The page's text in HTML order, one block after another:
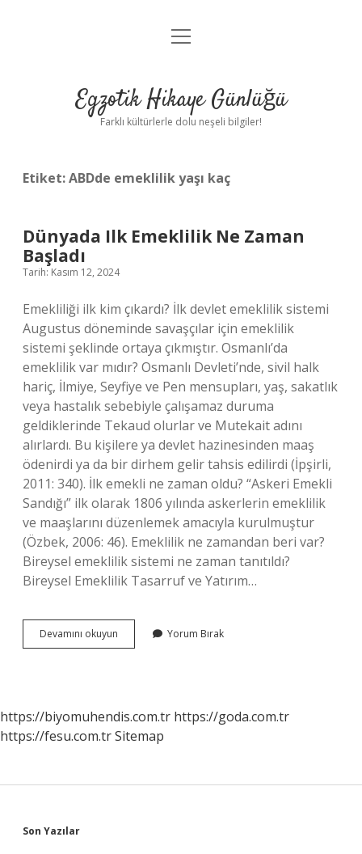
Anasayfa
Yasal Uyarı
menüyü
Egzotik Hikaye Günlüğü
Farklı kültürlerle dolu neşeli bilgiler!
Etiket:ABDde emeklilik yaşı kaç
Dünyada Ilk Emeklilik Ne Zaman
Başladı
Tarih: Kasım 12, 2024
Emekliliği ilk kim çıkardı? İlk devlet emeklilik sistemi
Augustus döneminde savaşçılar için emeklilik
sistemi şeklinde ortaya çıkmıştır. Osmanlı’da
emeklilik var mıdır? Osmanlı Devleti’nde, sivil halk
hariç, İlmiye, Seyfiye ve Pen mensupları, yaş, sakatlık
veya hastalık sebebiyle çalışamaz duruma
geldiklerinde Tekaud olurlar ve Mutekait adını
alırlardı. Bu kişilere ya devlet hazinesinden maaş
ödenirdi ya da bir dirhem gelir tahsis edilirdi (İpşirli,
2011: 340). İlk emekli ne zaman oldu? “Askeri Emekli
Sandığı” ilk olarak 1806 yılında askerlerin emeklilik
ve maaşlarını düzenlemek amacıyla kurulmuştur
(Özbek, 2006: 46). Emeklilik ne zamandan beri var?
Bireysel emeklilik sistemi ne zaman tanıtıldı?
Bireysel Emeklilik Tasarruf ve Yatırım…
Devamını okuyun Dünyada
Ilk
Yorum Bırak
https://biyomuhendis.com.tr https://goda.com.tr
https://fesu.com.trSitemap
Sidebar
Son Yazılar